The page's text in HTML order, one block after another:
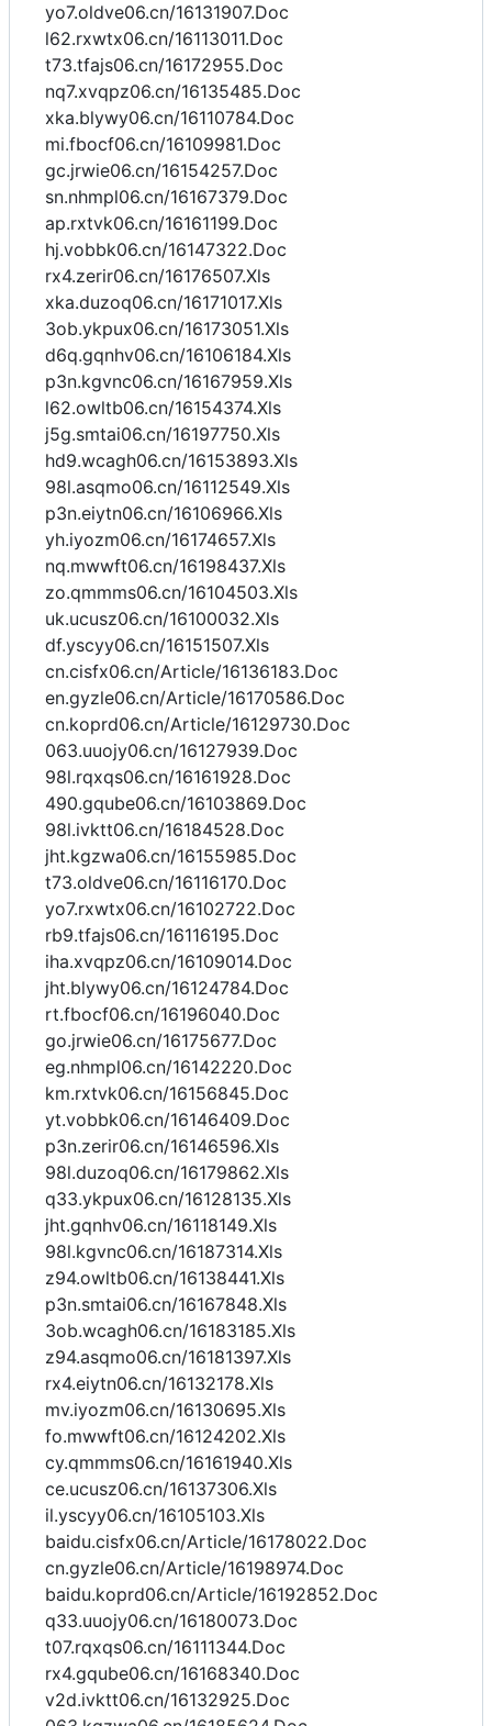
yo7.oldve06.cn/16131907.Doc
l62.rxwtx06.cn/16113011.Doc
t73.tfajs06.cn/16172955.Doc
nq7.xvqpz06.cn/16135485.Doc
xka.blywy06.cn/16110784.Doc
mi.fbocf06.cn/16109981.Doc
gc.jrwie06.cn/16154257.Doc
sn.nhmpl06.cn/16167379.Doc
ap.rxtvk06.cn/16161199.Doc
hj.vobbk06.cn/16147322.Doc
rx4.zerir06.cn/16176507.Xls
xka.duzoq06.cn/16171017.Xls
3ob.ykpux06.cn/16173051.Xls
d6q.gqnhv06.cn/16106184.Xls
p3n.kgvnc06.cn/16167959.Xls
l62.owltb06.cn/16154374.Xls
j5g.smtai06.cn/16197750.Xls
hd9.wcagh06.cn/16153893.Xls
98l.asqmo06.cn/16112549.Xls
p3n.eiytn06.cn/16106966.Xls
yh.iyozm06.cn/16174657.Xls
nq.mwwft06.cn/16198437.Xls
zo.qmmms06.cn/16104503.Xls
uk.ucusz06.cn/16100032.Xls
df.yscyy06.cn/16151507.Xls
cn.cisfx06.cn/Article/16136183.Doc
en.gyzle06.cn/Article/16170586.Doc
cn.koprd06.cn/Article/16129730.Doc
063.uuojy06.cn/16127939.Doc
98l.rqxqs06.cn/16161928.Doc
490.gqube06.cn/16103869.Doc
98l.ivktt06.cn/16184528.Doc
jht.kgzwa06.cn/16155985.Doc
t73.oldve06.cn/16116170.Doc
yo7.rxwtx06.cn/16102722.Doc
rb9.tfajs06.cn/16116195.Doc
iha.xvqpz06.cn/16109014.Doc
jht.blywy06.cn/16124784.Doc
rt.fbocf06.cn/16196040.Doc
go.jrwie06.cn/16175677.Doc
eg.nhmpl06.cn/16142220.Doc
km.rxtvk06.cn/16156845.Doc
yt.vobbk06.cn/16146409.Doc
p3n.zerir06.cn/16146596.Xls
98l.duzoq06.cn/16179862.Xls
q33.ykpux06.cn/16128135.Xls
jht.gqnhv06.cn/16118149.Xls
98l.kgvnc06.cn/16187314.Xls
z94.owltb06.cn/16138441.Xls
p3n.smtai06.cn/16167848.Xls
3ob.wcagh06.cn/16183185.Xls
z94.asqmo06.cn/16181397.Xls
rx4.eiytn06.cn/16132178.Xls
mv.iyozm06.cn/16130695.Xls
fo.mwwft06.cn/16124202.Xls
cy.qmmms06.cn/16161940.Xls
ce.ucusz06.cn/16137306.Xls
il.yscyy06.cn/16105103.Xls
baidu.cisfx06.cn/Article/16178022.Doc
cn.gyzle06.cn/Article/16198974.Doc
baidu.koprd06.cn/Article/16192852.Doc
q33.uuojy06.cn/16180073.Doc
t07.rqxqs06.cn/16111344.Doc
rx4.gqube06.cn/16168340.Doc
v2d.ivktt06.cn/16132925.Doc